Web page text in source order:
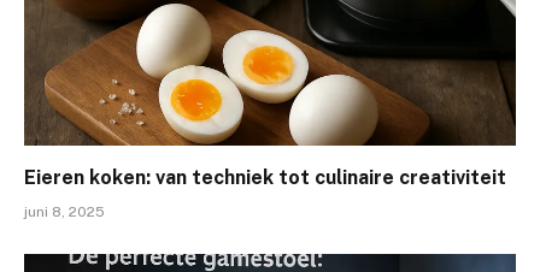
Eieren koken: van techniek tot culinaire creativiteit
juni 8, 2025